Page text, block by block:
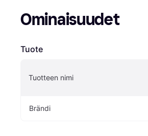
Ominaisuudet
Tuote
Tuotteen nimi
Brändi